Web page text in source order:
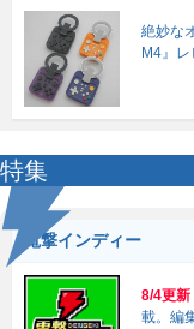
絶妙な
M4』レ
特集
電撃インディー
8/4更新
載。編